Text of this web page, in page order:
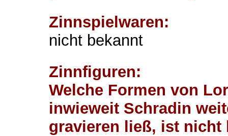
Zinnspielwaren:
nicht bekannt
Zinnfiguren:
Welche Formen von
inwieweit Schradin
gravieren ließ, ist nicht